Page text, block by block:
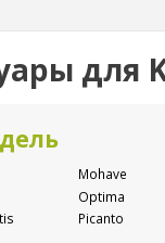
для
Mohave
Optima
Picanto